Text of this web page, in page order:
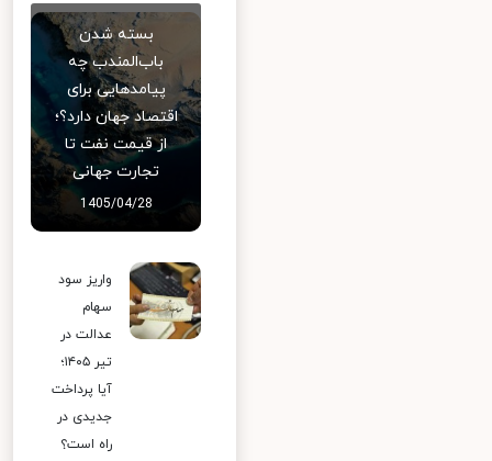
بسته شدن
باب‌المندب چه
پیامدهایی برای
اقتصاد جهان دارد؟؛
از قیمت نفت تا
تجارت جهانی
1405/04/28
واریز سود
سهام
عدالت در
تیر ۱۴۰۵؛
آیا پرداخت
جدیدی در
راه است؟